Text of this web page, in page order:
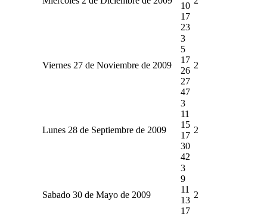
10
17
23
Viernes 27 de Noviembre de 2009
3
5
17
26
27
47
2
Lunes 28 de Septiembre de 2009
3
11
15
17
30
42
2
Sabado 30 de Mayo de 2009
3
9
11
13
17
2